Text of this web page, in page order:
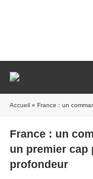
Accueil » France : un
France : un
un premier cap
profondeur